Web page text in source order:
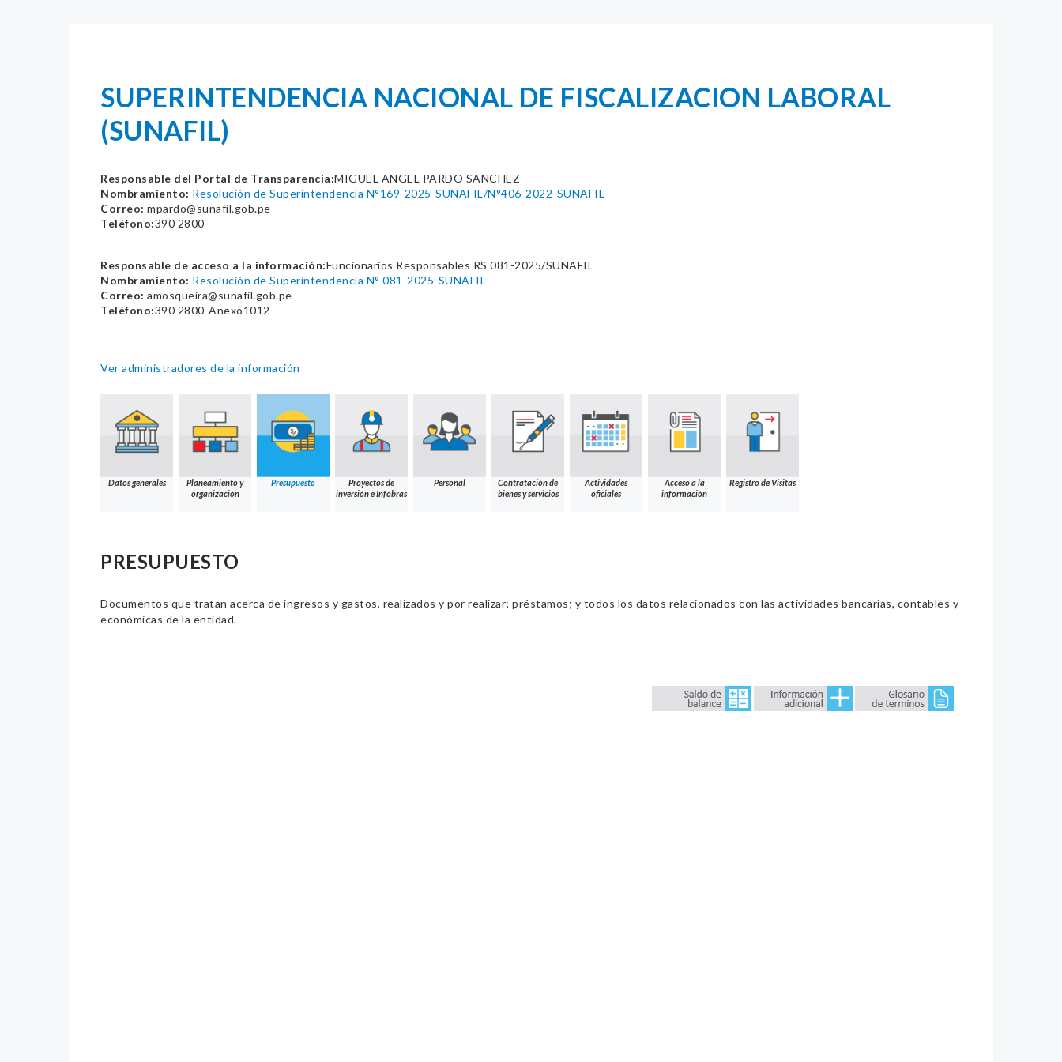
SUPERINTENDENCIA NACIONAL DE FISCALIZACION LABORAL
(SUNAFIL)
Responsable del Portal de Transparencia:MIGUEL ANGEL PARDO SANCHEZ
Nombramiento: Resolución de Superintendencia N°169-2025-SUNAFIL/N°406-2022-SUNAFIL
Correo: mpardo@sunafil.gob.pe
Teléfono:390 2800
Responsable de acceso a la información:Funcionarios Responsables RS 081-2025/SUNAFIL
Nombramiento: Resolución de Superintendencia N° 081-2025-SUNAFIL
Correo: amosqueira@sunafil.gob.pe
Teléfono:390 2800-Anexo1012
Ver administradores de la información
Datos generales
Planeamiento y
organización
Presupuesto
Proyectos de
inversión e Infobras
Personal
Contratación de
bienes y servicios
Actividades
oficiales
Acceso a la
información
Registro de Visitas
PRESUPUESTO
Documentos que tratan acerca de ingresos y gastos, realizados y por realizar; préstamos; y todos los datos relacionados con las actividades bancarias, contables y
económicas de la entidad.